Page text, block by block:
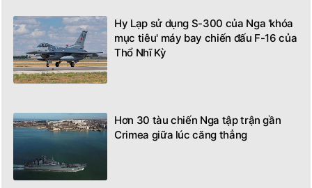
Hy Lạp sử dụng S-300 của Nga 'khóa
mục tiêu' máy bay chiến đấu F-16 của
Thổ Nhĩ Kỳ
Hơn 30 tàu chiến Nga tập trận gần
Crimea giữa lúc căng thẳng